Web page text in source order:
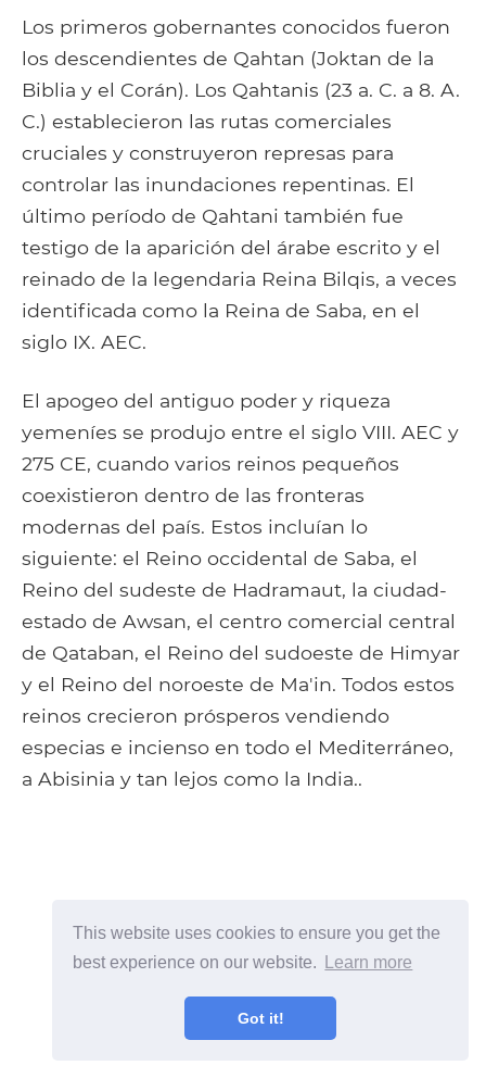
This website uses cookies to ensure you get the
best experience on our website.
Learn more
Got it!
Los primeros gobernantes conocidos fueron
los descendientes de Qahtan (Joktan de la
Biblia y el Corán). Los Qahtanis (23 a. C. a 8. A.
C.) establecieron las rutas comerciales
cruciales y construyeron represas para
controlar las inundaciones repentinas. El
último período de Qahtani también fue
testigo de la aparición del árabe escrito y el
reinado de la legendaria Reina Bilqis, a veces
identificada como la Reina de Saba, en el
siglo IX. AEC.
El apogeo del antiguo poder y riqueza
yemeníes se produjo entre el siglo VIII. AEC y
275 CE, cuando varios reinos pequeños
coexistieron dentro de las fronteras
modernas del país. Estos incluían lo
siguiente: el Reino occidental de Saba, el
Reino del sudeste de Hadramaut, la ciudad-
estado de Awsan, el centro comercial central
de Qataban, el Reino del sudoeste de Himyar
y el Reino del noroeste de Ma'in. Todos estos
reinos crecieron prósperos vendiendo
especias e incienso en todo el Mediterráneo,
a Abisinia y tan lejos como la India..